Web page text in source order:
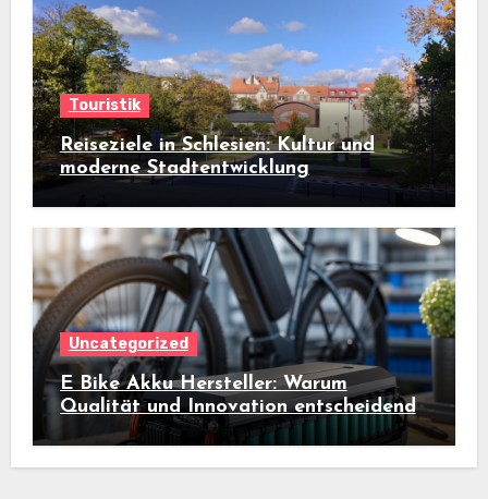
Touristik
Reiseziele in Schlesien: Kultur und
moderne Stadtentwicklung
Uncategorized
E Bike Akku Hersteller: Warum
Qualität und Innovation entscheidend